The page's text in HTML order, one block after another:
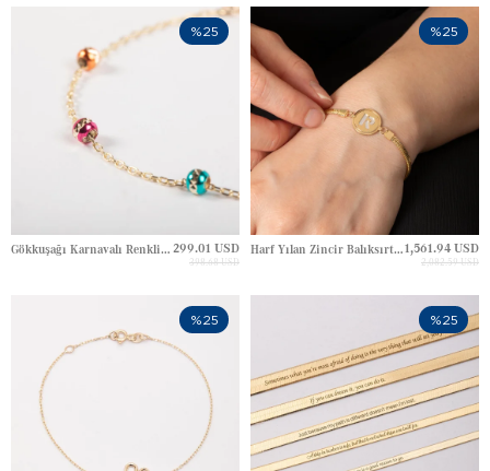
Gökkuşağı Karnavalı Renkli Dorika Altın Bileklik 299.01 USD
398.68 USD
%25
Harf Yılan Zincir Balıksırtı Altın Bileklik1,561.94 USD
2,082.59 USD
%25
%25 %25